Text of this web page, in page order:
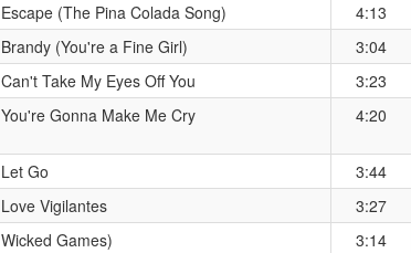
Escape (The Pina Colada Song) 4:13
Brandy (You're a Fine Girl) 3:04
Can't Take My Eyes Off You 3:23
You're Gonna Make Me Cry 4:20
Let Go 3:44
Love Vigilantes 3:27
Wicked Games) 3:14